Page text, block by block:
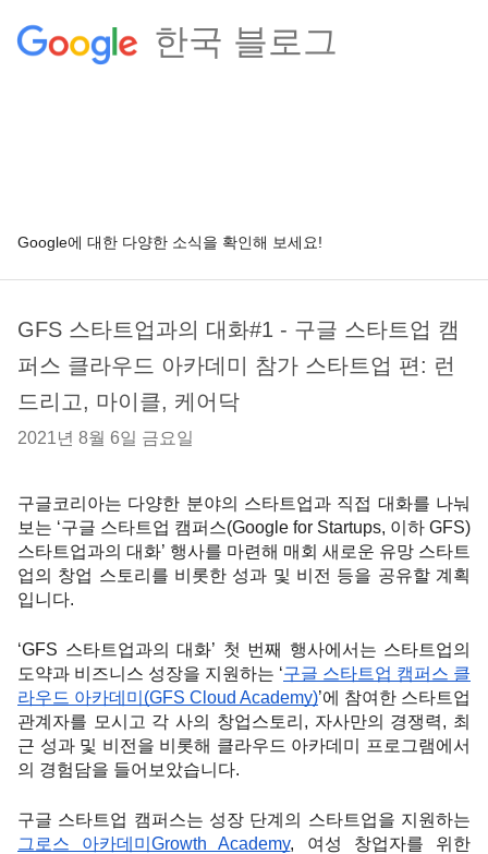
한국 블로그
Google에 대한 다양한 소식을 확인해 보세요!
GFS 스타트업과의 대화#1 - 구글 스타트업 캠
퍼스 클라우드 아카데미 참가 스타트업 편: 런
드리고, 마이클, 케어닥
2021년 8월 6일 금요일
구글코리아는 다양한 분야의 스타트업과 직접 대화를 나눠
보는 ‘구글 스타트업 캠퍼스(Google for Startups, 이하 GFS)
스타트업과의 대화’ 행사를 마련해 매회 새로운 유망 스타트
업의 창업 스토리를 비롯한 성과 및 비전 등을 공유할 계획
입니다.
‘GFS 스타트업과의 대화’ 첫 번째 행사에서는 스타트업의
도약과 비즈니스 성장을 지원하는 ‘구글 스타트업 캠퍼스 클
라우드 아카데미(GFS Cloud Academy)’에 참여한 스타트업
관계자를 모시고 각 사의 창업스토리, 자사만의 경쟁력, 최
근 성과 및 비전을 비롯해 클라우드 아카데미 프로그램에서
의 경험담을 들어보았습니다.
그로스 아카데미Growth Academy